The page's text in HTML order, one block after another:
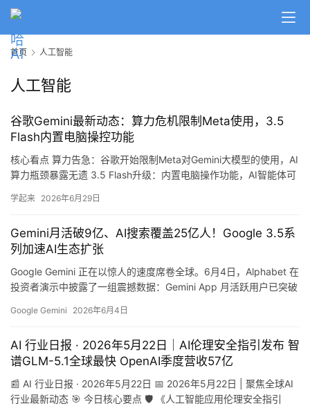
A
I
首页 人工智能
人工智能
谷歌Gemini最新动态：算力危机限制Meta使用，3.5
Flash内置电脑操控功能
核心看点 算力告急：谷歌开始限制Meta对Gemini大模型的使用，AI
算力瓶颈暴露无遗 3.5 Flash升级：内置电脑操作功能，AI智能体可
倍增长 Pro版延期：备受期待的Gemini 3.5 Pro将推迟至7月发布 算
学起来 2026年6月29日
Gemini月活破9亿、AI搜索覆盖25亿人！Google 3.5系
列加速AI生态扩张
Google Gemini 正在以惊人的速度席卷全球。6月4日，Alphabet 在
投资者演示中披露了一组震撼数据：Gemini App 月活跃用户已突破
25亿用户——这意味着全球近三分之一的人都在使用 Gemini 驱动
100%，成为…
Google Gemini 2026年6月4日
AI 行业日报 · 2026年5月22日｜AI伦理安全指引发布 智
谱GLM-5.1全球最快 OpenAI季度营收57亿
📰 AI 行业日报 · 2026年5月22日 📅 2026年5月22日 | 聚焦全球AI
行业最新动态 🎯 今日核心要点 🛡️ 《人工智能应用伦理安全指引